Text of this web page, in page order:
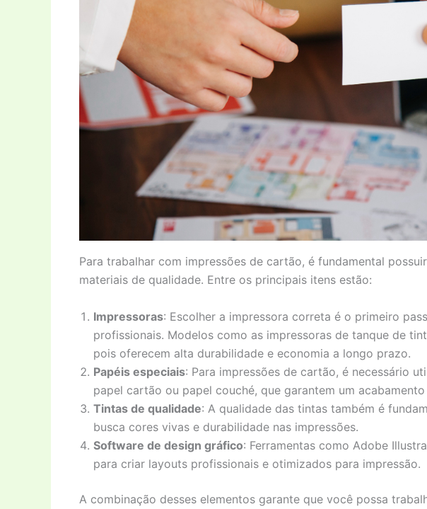
Para trabalhar com impressões de cartão, é fundamental
materiais de qualidade. Entre os principais itens estão:
Impressoras: Escolher a impressora correta é o primeiro
profissionais. Modelos como as impressoras de tanque de
pois oferecem alta durabilidade e economia a longo prazo.
Papéis especiais: Para impressões de cartão, é necessário
papel cartão ou papel couché, que garantem um
Tintas de qualidade: A qualidade das tintas também é
busca cores vivas e durabilidade nas impressões.
Software de design gráfico: Ferramentas como Adobe
para criar layouts profissionais e otimizados para impressão.
A combinação desses elementos garante que você possa